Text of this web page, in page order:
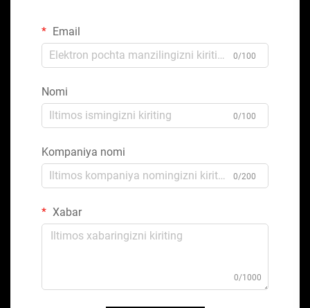
Email
0/100
Nomi
0/100
Kompaniya nomi
0/200
Xabar
0/1000